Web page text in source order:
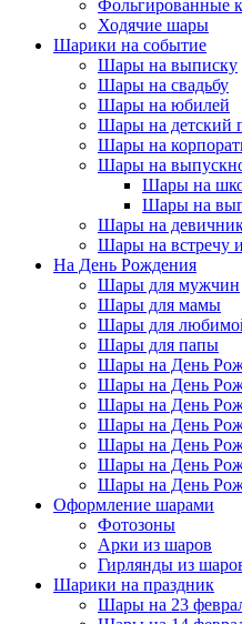
Фольгированные
Ходячие шары
Шарики на событие
Шары на выписку
Шары на свадьбу
Шары на юбилей
Шары на детский
Шары на
Шары на
Шары на
Шары на
Шары на
Шары на встречу
На День Рождения
Шары для мужчин
Шары для мамы
Шары для
Шары для папы
Шары на День
Шары на День
Шары на День
Шары на День
Шары на День
Шары на День
Шары на День
Оформление шарами
Фотозоны
Арки из шаров
Гирлянды из
Шарики на праздник
Шары на 23